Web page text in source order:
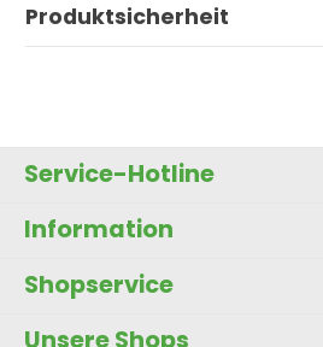
Produktsicherheit
Service-Hotline
Information
Shopservice
Unsere Shops